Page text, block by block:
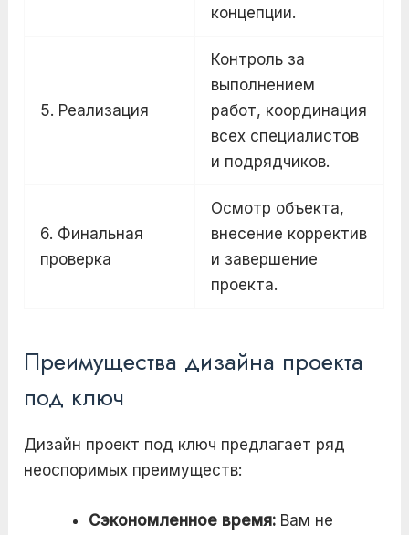
концепции.
5. Реализация
Контроль за
выполнением
работ, координация
всех специалистов
и подрядчиков.
6. Финальная
проверка
Осмотр объекта,
внесение корректив
и завершение
проекта.
Преимущества дизайна проекта
под ключ
Дизайн проект под ключ предлагает ряд
неоспоримых преимуществ:
Сэкономленное время: Вам не